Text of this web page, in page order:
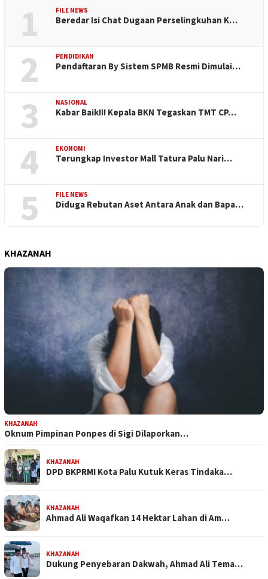
1 FILE NEWS
Beredar Isi Chat Dugaan Perselingkuhan K…
2 PENDIDIKAN
Pendaftaran By Sistem SPMB Resmi Dimulai…
3 NASIONAL
Kabar Baik!!! Kepala BKN Tegaskan TMT CP…
4 EKONOMI
Terungkap Investor Mall Tatura Palu Nari…
5 FILE NEWS
Diduga Rebutan Aset Antara Anak dan Bapa…
KHAZANAH
KHAZANAH
Oknum Pimpinan Ponpes di Sigi Dilaporkan…
KHAZANAH
DPD BKPRMI Kota Palu Kutuk Keras Tindaka…
KHAZANAH
Ahmad Ali Waqafkan 14 Hektar Lahan di Am…
KHAZANAH
Dukung Penyebaran Dakwah, Ahmad Ali Tema…